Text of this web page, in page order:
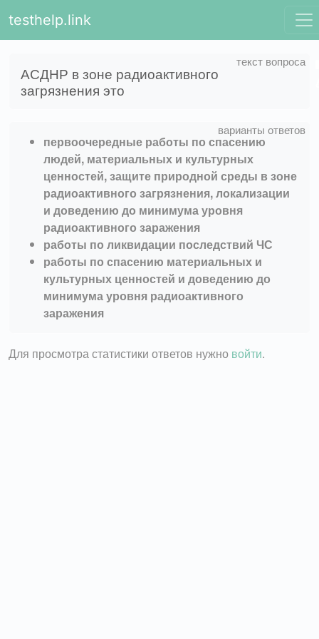
testhelp.link
АСДНР в зоне радиоактивного
загрязнения это
первоочередные работы по спасению
людей, материальных и культурных
ценностей, защите природной среды в зоне
радиоактивного загрязнения, локализации
и доведению до минимума уровня
радиоактивного заражения
работы по ликвидации последствий ЧС
работы по спасению материальных и
культурных ценностей и доведению до
минимума уровня радиоактивного
заражения
Для просмотра статистики ответов нужно войти.